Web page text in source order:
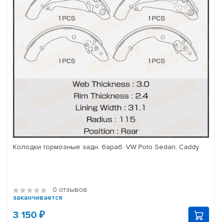
Колодки тормозные задн. бараб. VW Polo Sedan, Caddy
0 отзывов
заканчивается
3 150 ₽